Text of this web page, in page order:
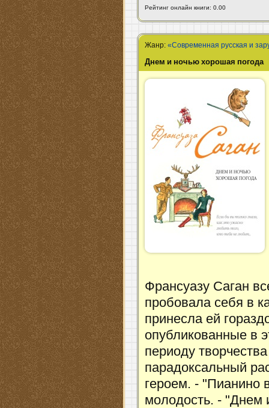
Рейтинг онлайн книги: 0.00
Жанр:«Современная русская и
Днем и ночью хорошая погода
Франсуазу Саган
пробовала себя в
принесла ей
опубликованные в
периоду
парадоксальный
героем. - "Пианино
молодость. - "Днем